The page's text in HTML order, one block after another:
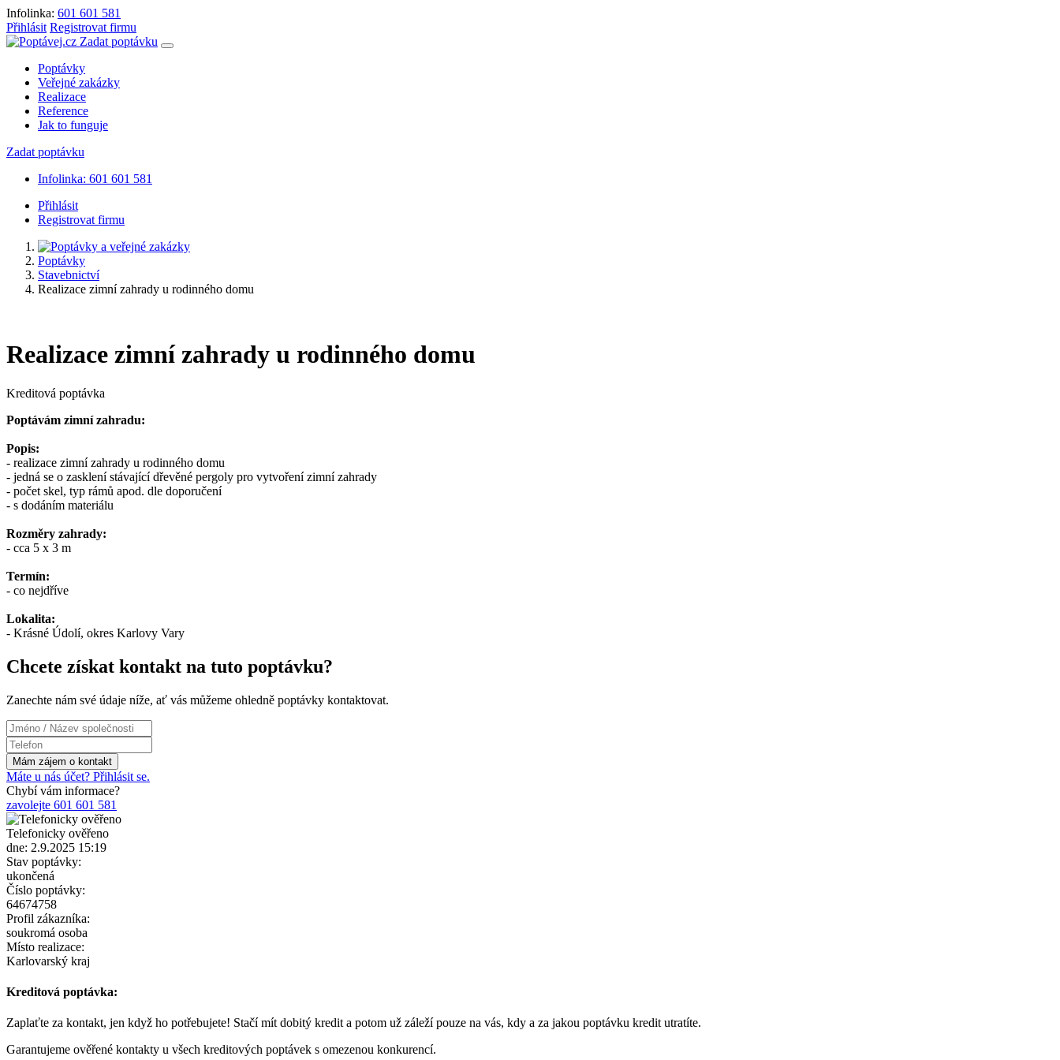
Infolinka: 601 601 581
Přihlásit Registrovat firmu
Zadat poptávku
Poptávky
Veřejné zakázky
Realizace
Reference
Jak to funguje
Zadat poptávku
Infolinka: 601 601 581
Přihlásit
Registrovat firmu
Poptávky
Stavebnictví
Realizace zimní zahrady u rodinného domu
Realizace zimní zahrady u rodinného domu
Kreditová poptávka
Poptávám zimní zahradu:
Popis:
- realizace zimní zahrady u rodinného domu
- jedná se o zasklení stávající dřevěné pergoly pro vytvoření zimní zahrady
- počet skel, typ rámů apod. dle doporučení
- s dodáním materiálu
Rozměry zahrady:
- cca 5 x 3 m
Termín:
- co nejdříve
Lokalita:
- Krásné Údolí, okres Karlovy Vary
Chcete získat kontakt na tuto poptávku?
Zanechte nám své údaje níže, ať vás můžeme ohledně poptávky kontaktovat.
Máte u nás účet? Přihlásit se.
Chybí vám informace?
zavolejte 601 601 581
Telefonicky ověřeno
dne: 2.9.2025 15:19
Stav poptávky:
ukončená
Číslo poptávky:
64674758
Profil zákazníka:
soukromá osoba
Místo realizace:
Karlovarský kraj
Kreditová poptávka:
Zaplaťte za kontakt, jen když ho potřebujete! Stačí mít dobitý kredit a potom už záleží pouze na vás, kdy a za jakou poptávku kredit utratíte.
Garantujeme ověřené kontakty u všech kreditových poptávek s omezenou konkurencí.